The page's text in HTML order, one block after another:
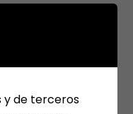
y de terceros